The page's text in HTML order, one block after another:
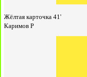
Жёлтая карточка 41'
Каримов Р